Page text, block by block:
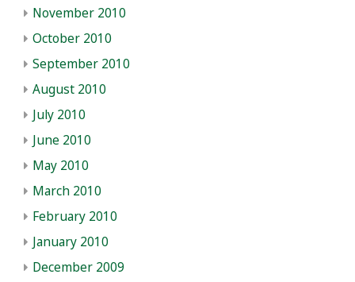
November 2010
October 2010
September 2010
August 2010
July 2010
June 2010
May 2010
March 2010
February 2010
January 2010
December 2009